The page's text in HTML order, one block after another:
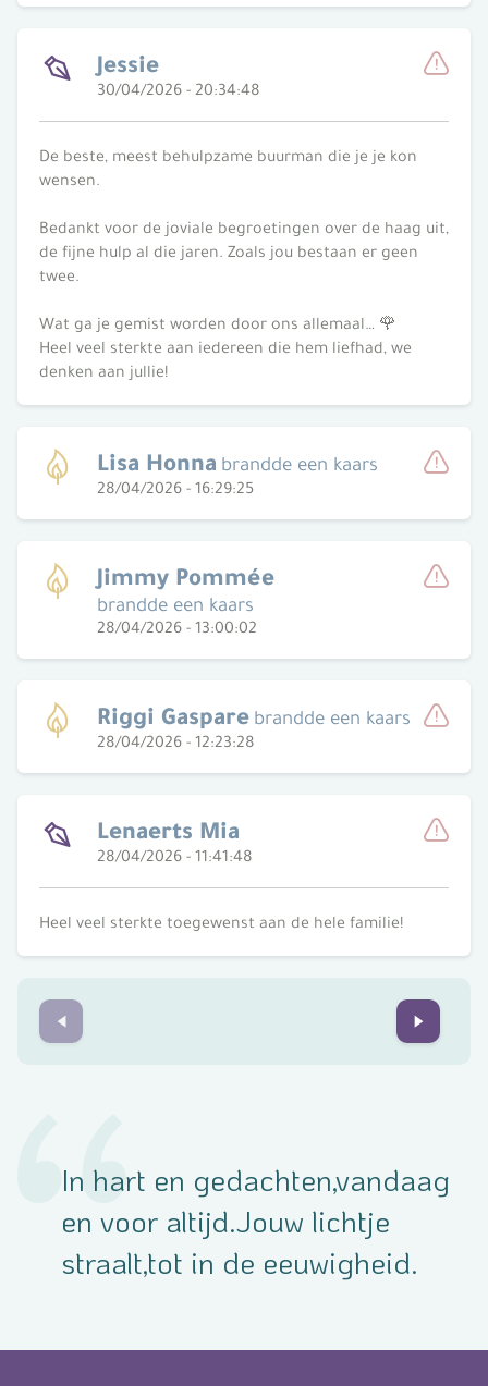
Jessie
30/04/2026 - 20:34:48
De beste, meest behulpzame buurman die je je kon
wensen.
Bedankt voor de joviale begroetingen over de haag uit,
de fijne hulp al die jaren. Zoals jou bestaan er geen
twee.
Wat ga je gemist worden door ons allemaal… 🌹
Heel veel sterkte aan iedereen die hem liefhad, we
denken aan jullie!
Lisa Honna brandde een kaars
28/04/2026 - 16:29:25
Jimmy Pommée
brandde een kaars
28/04/2026 - 13:00:02
Riggi Gaspare brandde een kaars
28/04/2026 - 12:23:28
Lenaerts Mia
28/04/2026 - 11:41:48
Heel veel sterkte toegewenst aan de hele familie!
Prev Next
In hart en gedachten,vandaag
en voor altijd.Jouw lichtje
straalt,tot in de eeuwigheid.